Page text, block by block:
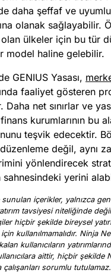
daha şeffaf ve
olanak sağlayabilir.
ülkeler için bu tür
model haline gelebilir.
GENIUS Yasası,
faaliyet gösteren
Daha net sınırlar ve
kurumlarının bu
teşvik edecektir.
değil, aynı
yönlendirecek
yerini
sunulan içerikler, yalnızca
tavsiyesi niteliğinde
hiçbir şekilde bireysel
kullanılmamalıdır. Ninja
kullanıcıların
aittir, hiçbir şekilde
çalışanları sorumlu